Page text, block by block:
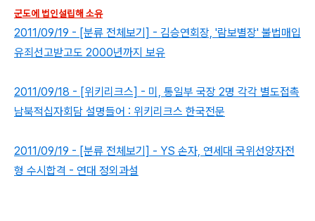
군도에 법인설립해 소유
2011/09/19 - [분류 전체보기] - 김승연회장, '람보별장' 불법매입
유죄선고받고도 2000년까지 보유
2011/09/18 - [위키리크스] - 미, 통일부 국장 2명 각각 별도접촉
남북적십자회담 설명들어 : 위키리크스 한국전문
2011/09/19 - [분류 전체보기] - YS 손자, 연세대 국위선양자전
형 수시합격 - 연대 정외과설